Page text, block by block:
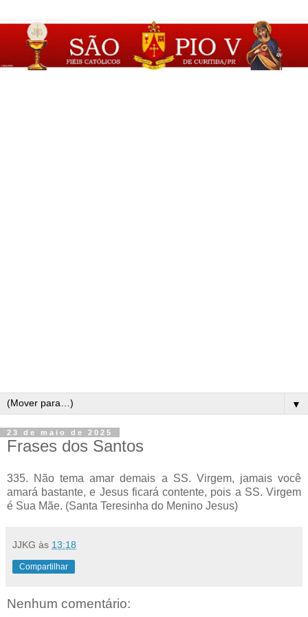
▼
23 de maio de 2025
Frases dos Santos
335. Não tema amar demais a SS. Virgem, jamais você
amará bastante, e Jesus ficará contente, pois a SS. Virgem
é Sua Mãe. (Santa Teresinha do Menino Jesus)
JJKG às 13:18
Compartilhar
Nenhum comentário: